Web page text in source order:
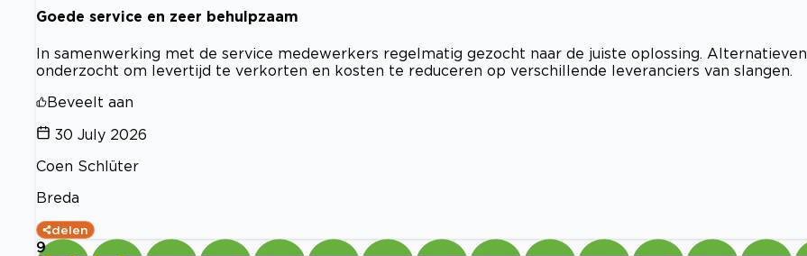
Goede service en zeer behulpzaam
In samenwerking met de service medewerkers regelmatig gezocht naar de juiste oplossing. Alternatieven
onderzocht om levertijd te verkorten en kosten te reduceren op verschillende leveranciers van slangen.
Beveelt aan
30 July 2026
Coen Schlüter
Breda
delen
9